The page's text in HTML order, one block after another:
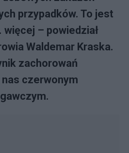
przypadków. To jest
więcej – powiedział
Waldemar Kraska.
zachorowań
czerwonym